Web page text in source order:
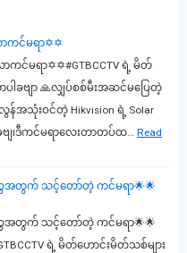
ကင်မရာ✡️✡️
င်မရာ✡️✡️#GTBCCTV ရဲ့ မိတ်
ပါခဗျာ 🙏လျှပ်စစ်မီးအဆင်မပြေတဲ့
သုံးဝင်တဲ့ Hikvision ရဲ့ Solar
ျ၊ဒီကင်မရာလေးတာတပ်ထ… Read
အတွက် သင့်တော်တဲ့ ကင်မရာ🌟🌟
အတွက် သင့်တော်တဲ့ ကင်မရာ🌟🌟
ရဲ့ မိတ်ဟောင်းမိတ်သစ်များ